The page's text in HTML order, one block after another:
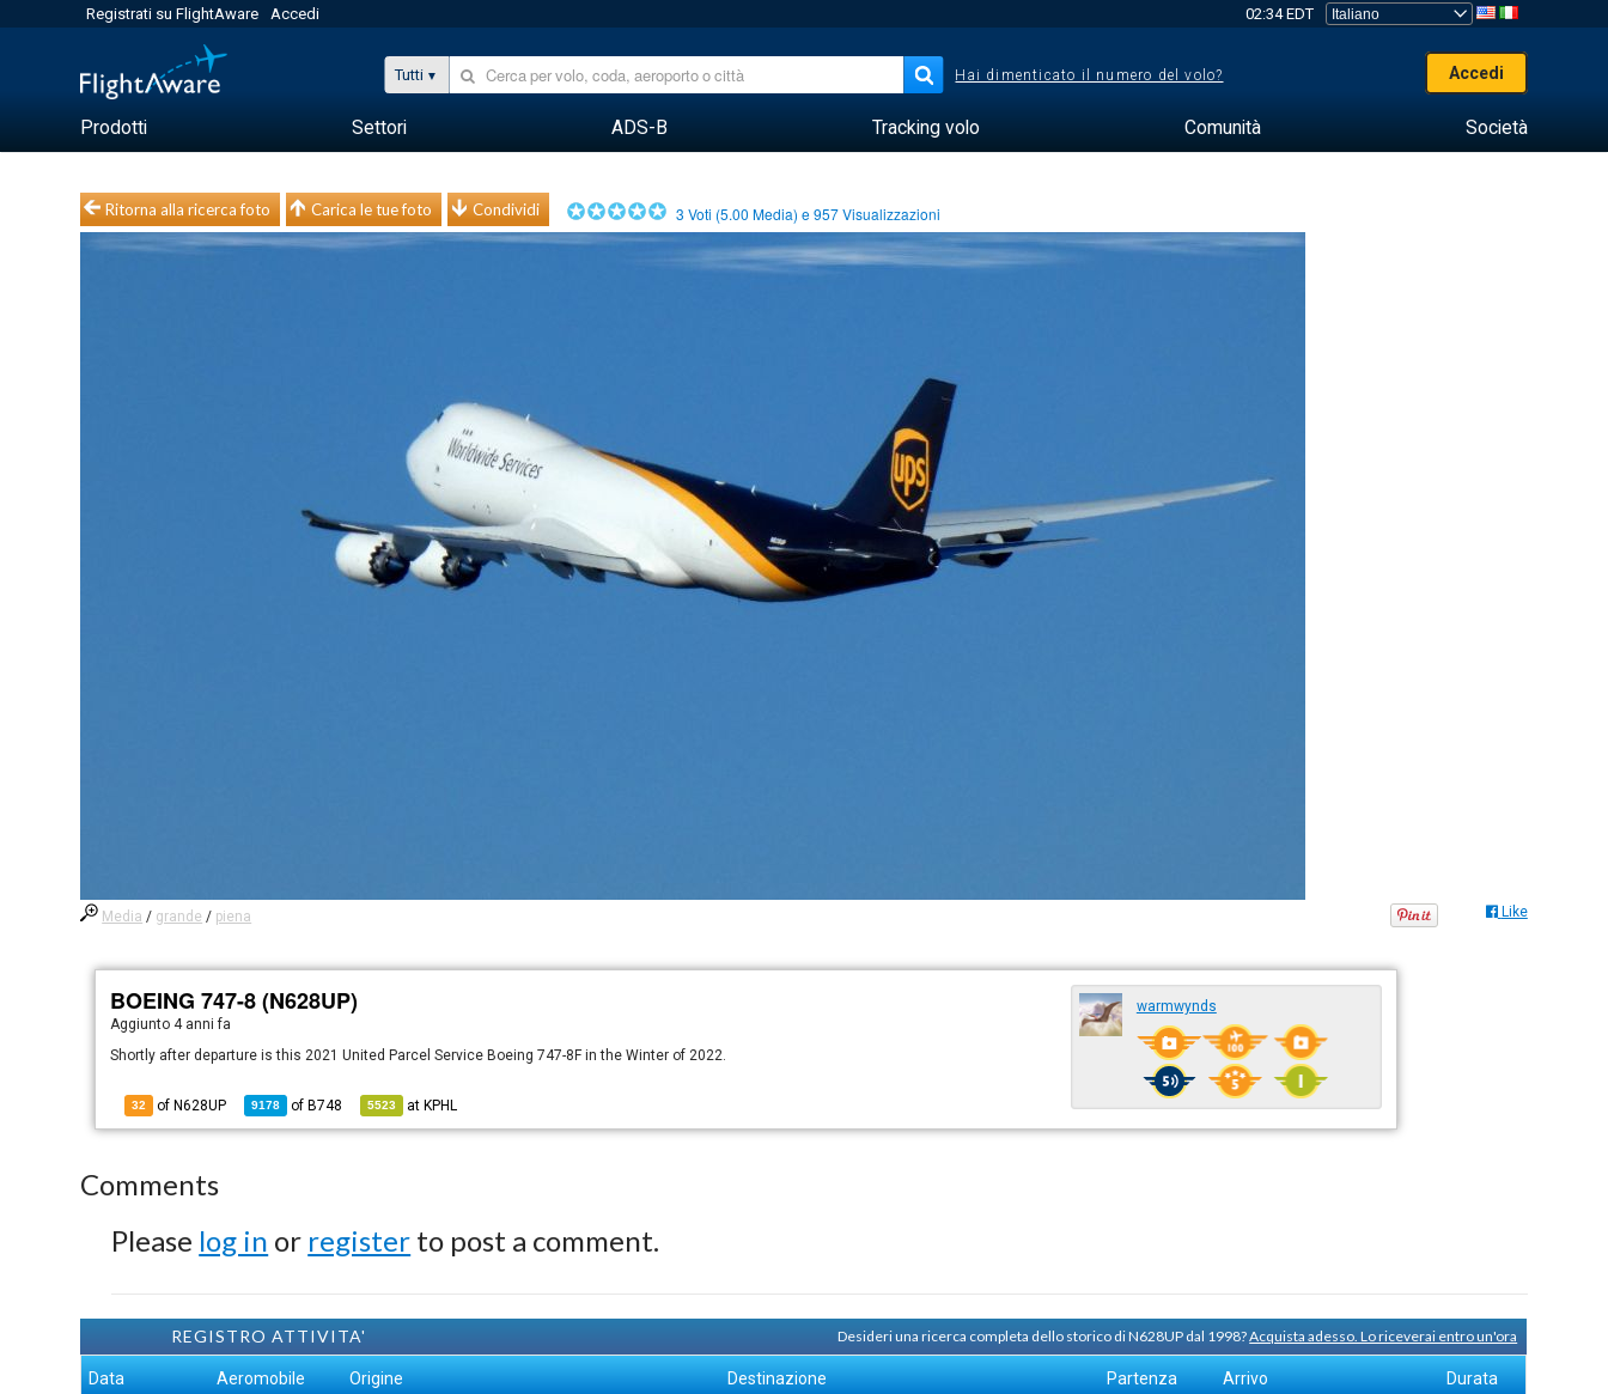
Registrati su FlightAware Accedi 02:34 EDT
Tutti Hai dimenticato il numero del volo? Accedi
Prodotti Settori ADS-B Tracking volo Comunità Società
Ritorna alla ricerca foto Carica le tue foto Condividi 3 Voti (5.00 Media) e957Visualizzazioni
Media / grande / piena Like
BOEING 747-8 (N628UP)
Aggiunto 4 anni fa
Shortly after departure is this 2021 United Parcel Service Boeing 747-8F in the Winter of 2022.
32 of N628UP 9178 of B748 5523 at KPHL
warmwynds
Comments
Please log in or register to post a comment.
REGISTRO ATTIVITA' Desideri una ricerca completa dello storico di N628UP dal 1998?Acquista adesso. Lo riceverai entro un'ora
Data Aeromobile Origine Destinazione Partenza Arrivo Durata